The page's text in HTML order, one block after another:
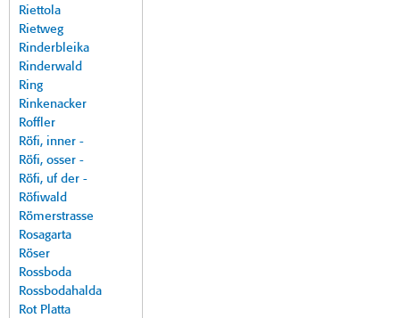
Riettola
Rietweg
Rinderbleika
Rinderwald
Ring
Rinkenacker
Roffler
Röfi, inner -
Röfi, osser -
Röfi, uf der -
Röfiwald
Römerstrasse
Rosagarta
Röser
Rossboda
Rossbodahalda
Rot Platta